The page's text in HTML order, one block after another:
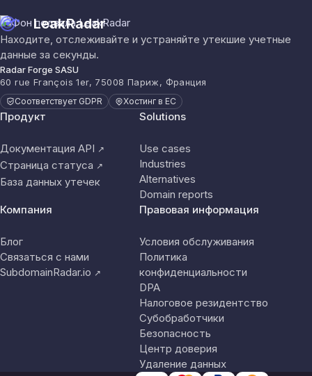
LeakRadar
Находите, отслеживайте и устраняйте утекшие учетные
данные за секунды.
Radar Forge SASU
60 rue François 1er, 75008 Париж, Франция
Соответствует GDPR Хостинг в ЕС
Продукт
Документация API ↗
Страница статуса ↗
База данных утечек
Solutions
Use cases
Industries
Alternatives
Domain reports
Компания
Блог
Связаться с нами
SubdomainRadar.io ↗
Правовая информация
Условия обслуживания
Политика
конфиденциальности
DPA
Налоговое резидентство
Субобработчики
Безопасность
Центр доверия
Удаление данных